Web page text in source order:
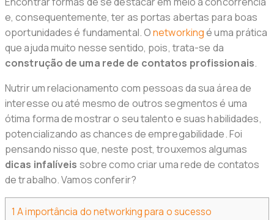
e, consequentemente, ter as portas abertas para boas
oportunidades é fundamental. Onetworkingé uma prática
que ajuda muito nesse sentido, pois, trata-se da
construção de uma rede de contatos profissionais.
Nutrir um relacionamento com pessoas da sua área de
interesse ou até mesmo de outros segmentos é uma
ótima forma de mostrar o seu talento e suas habilidades,
potencializando as chances de empregabilidade. Foi
pensando nisso que, neste post, trouxemos algumas
dicas infalíveis sobre como criar uma rede de contatos
de trabalho. Vamos conferir?
1 A importância do networking para o sucesso